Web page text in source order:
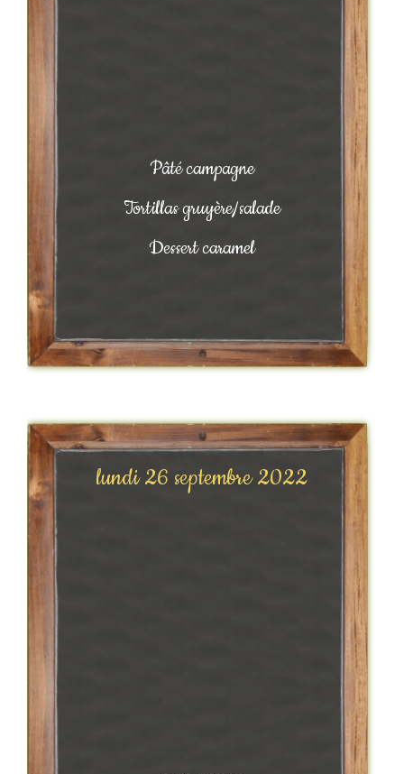
Pâté campagne
Tortillas gruyère/salade
Dessert caramel
lundi 26 septembre 2022